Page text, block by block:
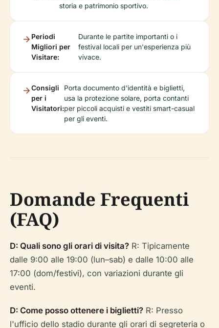
storia e patrimonio sportivo.
Periodi
Migliori per
Visitare:
Durante le partite importanti o i
festival locali per un'esperienza più
vivace.
Consigli
per i
Visitatori:
Porta documento d'identità e biglietti,
usa la protezione solare, porta contanti
per piccoli acquisti e vestiti smart-casual
per gli eventi.
Domande Frequenti
(FAQ)
D: Quali sono gli orari di visita? R: Tipicamente
dalle 9:00 alle 19:00 (lun–sab) e dalle 10:00 alle
17:00 (dom/festivi), con variazioni durante gli
eventi.
D: Come posso ottenere i biglietti? R: Presso
l'ufficio dello stadio durante gli orari di segreteria o